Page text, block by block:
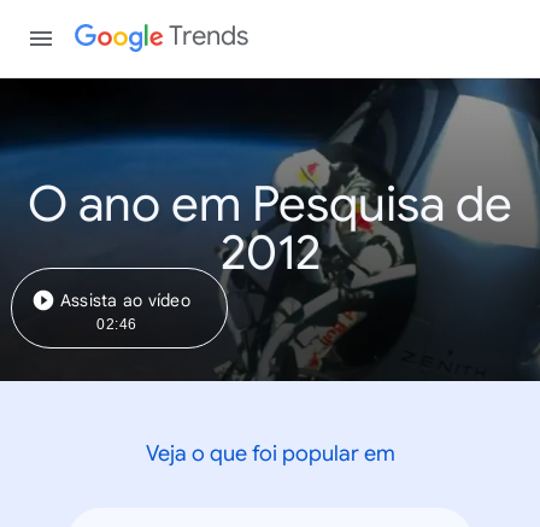
Trends
O ano em Pesquisa de
2012
Assista ao vídeo
02:46
Veja o que foi popular em